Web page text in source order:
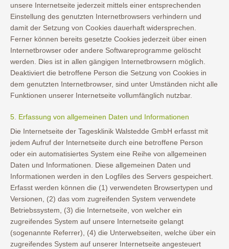
unsere Internetseite jederzeit mittels einer entsprechenden
Einstellung des genutzten Internetbrowsers verhindern und
damit der Setzung von Cookies dauerhaft widersprechen.
Ferner können bereits gesetzte Cookies jederzeit über einen
Internetbrowser oder andere Softwareprogramme gelöscht
werden. Dies ist in allen gängigen Internetbrowsern möglich.
Deaktiviert die betroffene Person die Setzung von Cookies in
dem genutzten Internetbrowser, sind unter Umständen nicht alle
Funktionen unserer Internetseite vollumfänglich nutzbar.
5. Erfassung von allgemeinen Daten und Informationen
Die Internetseite der Tagesklinik Walstedde GmbH erfasst mit
jedem Aufruf der Internetseite durch eine betroffene Person
oder ein automatisiertes System eine Reihe von allgemeinen
Daten und Informationen. Diese allgemeinen Daten und
Informationen werden in den Logfiles des Servers gespeichert.
Erfasst werden können die (1) verwendeten Browsertypen und
Versionen, (2) das vom zugreifenden System verwendete
Betriebssystem, (3) die Internetseite, von welcher ein
zugreifendes System auf unsere Internetseite gelangt
(sogenannte Referrer), (4) die Unterwebseiten, welche über ein
zugreifendes System auf unserer Internetseite angesteuert